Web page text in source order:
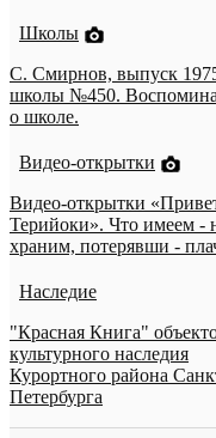
Школы
С. Смирнов, выпуск
школы №450.
о школе.
Видео-открытки
Видео-открытки
Терийоки». Что имеем -
храним, потерявши -
Наследие
"Красная Книга"
культурного наследия
Курортного района
Петербурга